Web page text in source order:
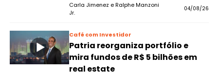
Carla Jimenez e Ralphe Manzoni
Jr.
04/08/26
Café com Investidor
Patria reorganiza portfólio e
mira fundos de R$ 5 bilhões em
real estate